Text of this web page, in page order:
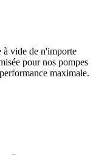
vide de n'importe
pour nos pompes
maximale.